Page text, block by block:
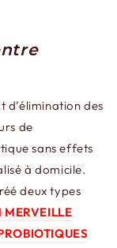
d’élimination des
de
sans effets
à domicile.
deux types